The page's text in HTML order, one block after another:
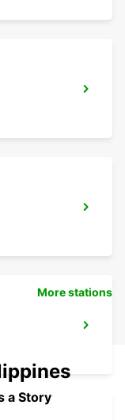
More stations
a Story